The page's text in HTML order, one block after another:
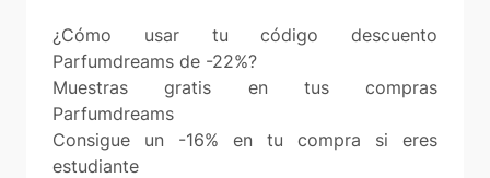
¿Cómo usar tu código descuento
Parfumdreams de -22%?
Muestras gratis en tus compras
Parfumdreams
Consigue un -16% en tu compra si eres
estudiante